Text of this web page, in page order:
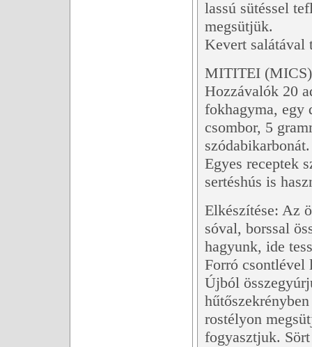
lassú sütéssel
megsütjük.
Kevert
MITITEI
Hozzávalók 20
fokhagyma, egy
csombor, 5
szódabikarbonát.
Egyes receptek
sertéshús is
Elkészítése: Az
sóval, borssal
hagyunk, ide
Forró csontlével
Újból
rostélyon
fogyasztjuk.